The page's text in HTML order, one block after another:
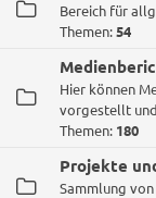
Bereich für
Themen:54
Hier können
vorgestellt
Themen: 180
Projekte
Sammlung